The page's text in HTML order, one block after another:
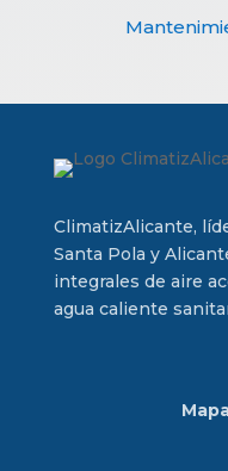
ClimatizAlicante,
Santa Pola y
integrales de aire
agua caliente